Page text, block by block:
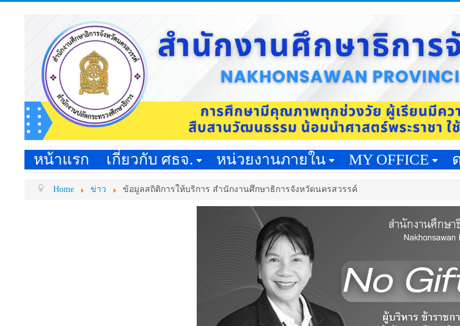
หน้าแรก เกี่ยวกับ ศธจ. หน่วยงานภายใน MY OFFICE
Home ข่าว ข้อมูลสถิติการให้บริการ สำนักงานศึกษาธิการจังหวัดนครสวรรค์